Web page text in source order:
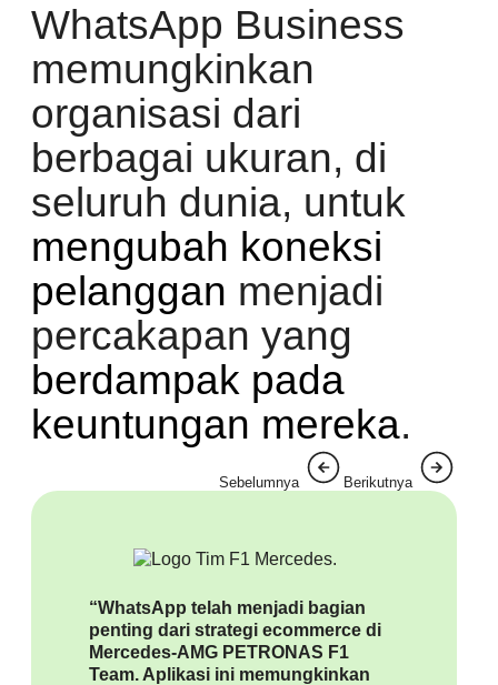
WhatsApp Business
memungkinkan
organisasi dari
berbagai ukuran, di
seluruh dunia, untuk
mengubah koneksi
pelanggan menjadi
percakapan yang
berdampak pada
keuntungan mereka.
“WhatsApp telah menjadi bagian
penting dari strategi ecommerce di
Mercedes-AMG PETRONAS F1
Team. Aplikasi ini memungkinkan
Sebelumnya Berikutnya